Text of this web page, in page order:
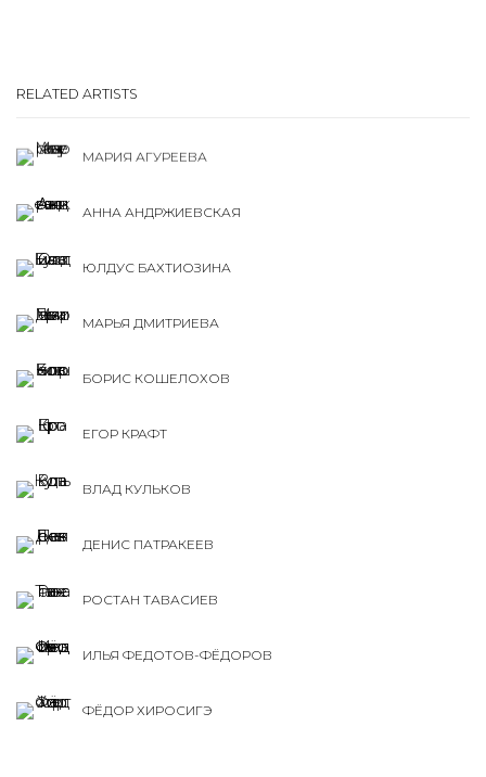
RELATED ARTISTS
МАРИЯ АГУРЕЕВА
АННА АНДРЖИЕВСКАЯ
ЮЛДУС БАХТИОЗИНА
МАРЬЯ ДМИТРИЕВА
БОРИС КОШЕЛОХОВ
ЕГОР КРАФТ
ВЛАД КУЛЬКОВ
ДЕНИС ПАТРАКЕЕВ
РОСТАН ТАВАСИЕВ
ИЛЬЯ ФЕДОТОВ-ФЁДОРОВ
ФЁДОР ХИРОСИГЭ